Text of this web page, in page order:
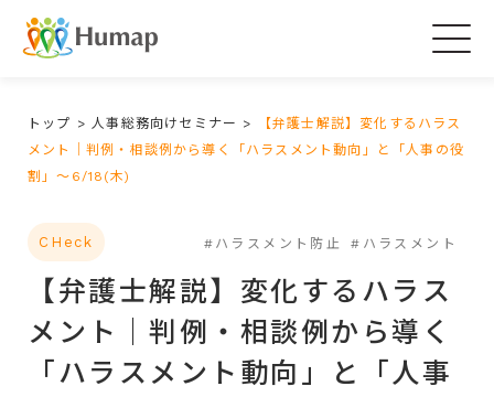
トップ >人事総務向けセミナー >
【弁護士解説】変化するハラス
メント｜判例・相談例から導く「ハラスメント動向」と「人事の役
割」～6/18(木)
CHeck #ハラスメント防止 #ハラスメント
【弁護士解説】変化するハラス
メント｜判例・相談例から導く
「ハラスメント動向」と「人事